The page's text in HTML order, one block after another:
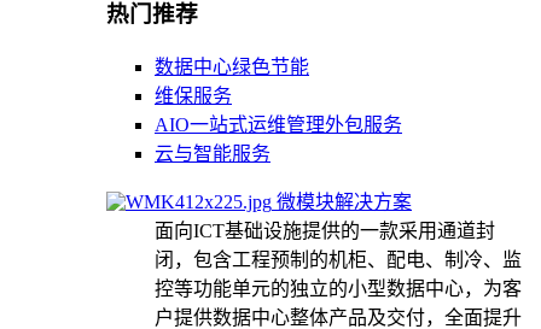
热门推荐
数据中心绿色节能
维保服务
AIO一站式运维管理外包服务
云与智能服务
微模块解决方案
面向ICT基础设施提供的一款采用通道封
闭，包含工程预制的机柜、配电、制冷、监
控等功能单元的独立的小型数据中心，为客
户提供数据中心整体产品及交付，全面提升